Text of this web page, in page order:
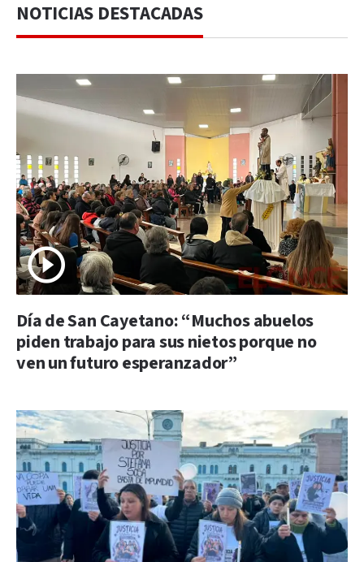
NOTICIAS DESTACADAS
Día de San Cayetano: “Muchos abuelos
piden trabajo para sus nietos porque no
ven un futuro esperanzador”